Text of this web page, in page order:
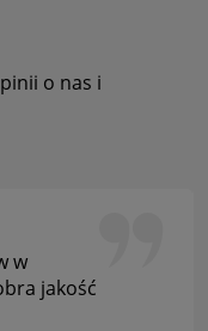
o nas i
w
jakość